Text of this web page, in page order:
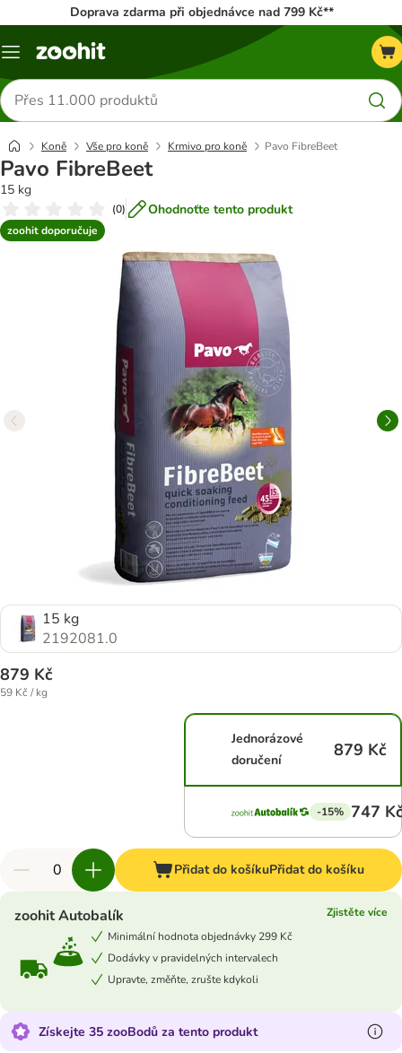
Doprava zdarma při objednávce nad 799 Kč**
Menu
Hledat
produkty
Koně Vše pro koně Krmivo pro koně Pavo FibreBeet
Pavo FibreBeet
15 kg
(0) Ohodnoťte tento produkt
zoohit doporučuje
15 kg
2192081.0
879 Kč
59 Kč / kg
Jednorázové
doručení
879 Kč
-15% 747
Přidat do košíkuPřidat do košíku
zoohit Autobalík
Zjistěte více
Minimální hodnota objednávky 299 Kč
Dodávky v pravidelných intervalech
Upravte, změňte, zrušte kdykoli
Získejte 35 zooBodů za tento produkt